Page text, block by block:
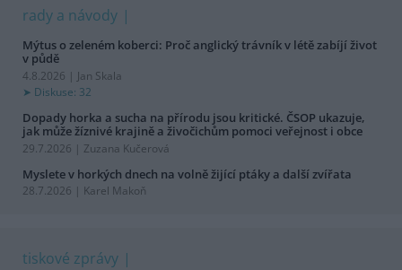
rady a návody
Mýtus o zeleném koberci: Proč anglický trávník v létě zabíjí život
v půdě
4.8.2026 | Jan Skala
Diskuse: 32
Dopady horka a sucha na přírodu jsou kritické. ČSOP ukazuje,
jak může žíznivé krajině a živočichům pomoci veřejnost i obce
29.7.2026 | Zuzana Kučerová
Myslete v horkých dnech na volně žijící ptáky a další zvířata
28.7.2026 | Karel Makoň
tiskové zprávy